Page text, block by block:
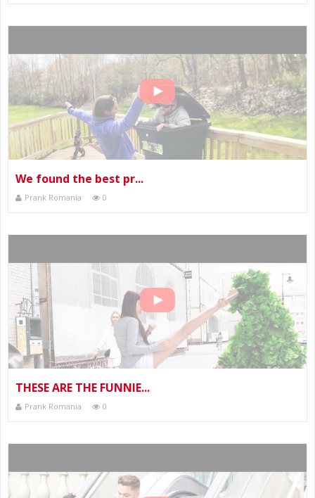
We found the best pr...
Prank Romania 0
THESE ARE THE FUNNIE...
Prank Romania 0